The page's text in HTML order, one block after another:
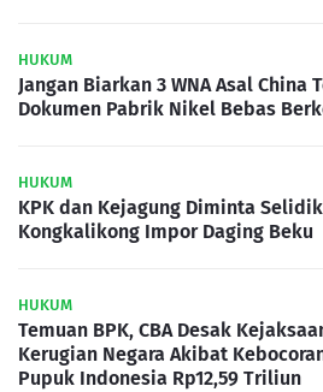
HUKUM
Jangan Biarkan 3 WNA Asal China
Dokumen Pabrik Nikel Bebas
HUKUM
KPK dan Kejagung Diminta
Kongkalikong Impor Daging Beku
HUKUM
Temuan BPK, CBA Desak
Kerugian Negara Akibat
Pupuk Indonesia Rp12,59 Triliun